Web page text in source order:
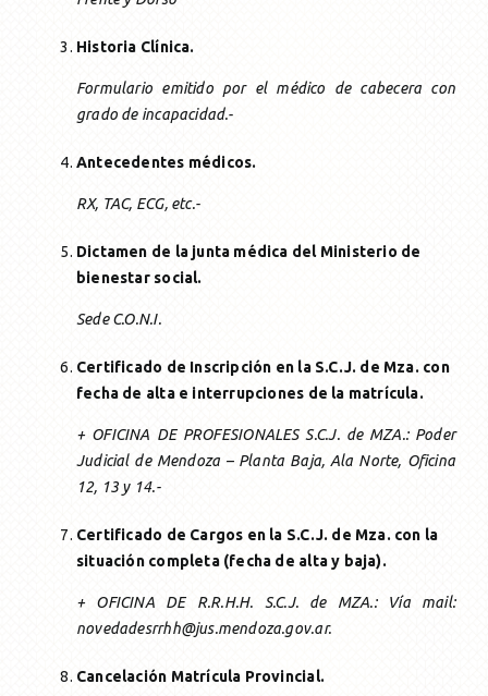
Historia Clínica.
Formulario emitido por el médico de cabecera con
grado de incapacidad.-
Antecedentes médicos.
RX, TAC, ECG, etc.-
Dictamen de la junta médica del Ministerio de
bienestar social.
Sede C.O.N.I.
Certificado de Inscripción en la S.C.J. de Mza. con
fecha de alta e interrupciones de la matrícula.
+ OFICINA DE PROFESIONALES S.C.J. de MZA.: Poder
Judicial de Mendoza – Planta Baja, Ala Norte, Oficina
12, 13 y 14.-
Certificado de Cargos en la S.C.J. de Mza. con la
situación completa (fecha de alta y baja).
+ OFICINA DE R.R.H.H. S.C.J. de MZA.: Vía mail:
novedadesrrhh@jus.mendoza.gov.ar.
Cancelación Matrícula Provincial.